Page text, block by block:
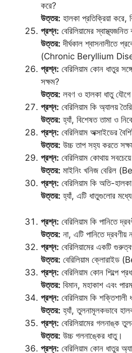
করে?
উত্তর: হালকা প্রতিক্রিয়া করে,
প্রশ্ন: বেরিলিয়ামের
উত্তর: দীর্ঘকাল শ্বাসনালীতে
(Chronic Beryllium
প্রশ্ন: বেরিলিয়াম কোন ধাতুর
সক্ষম?
উত্তর: লবণ ও হালকা ধাতু যৌগে
প্রশ্ন: বেরিলিয়াম কি অ্যালয়
উত্তর: হ্যাঁ, বিশেষত তামা ও
প্রশ্ন: বেরিলিয়াম অক্সাইডের
উত্তর: উচ্চ তাপ সহ্য করতে
প্রশ্ন: বেরিলিয়াম কোথায়
উত্তর: মাইনিং খনিজ বেরিল
প্রশ্ন: বেরিলিয়াম কি অতি-
উত্তর: হ্যাঁ, এটি ধাতুগুলোর
প্রশ্ন: বেরিলিয়াম কি পানিতে
উত্তর: না, এটি পানিতে দ্রবণীয়
প্রশ্ন: বেরিলিয়ামের একটি
উত্তর: বেরিলিয়াম ক্লোরাইড
প্রশ্ন: বেরিলিয়াম কোন শিল্পে
উত্তর: বিমান, মহাকাশ এবং
প্রশ্ন: বেরিলিয়াম কি শক্তিশালী
উত্তর: হ্যাঁ, তুলনামূলকভাবে
প্রশ্ন: বেরিলিয়ামের গলনাঙ্ক
উত্তর: উচ্চ গলনাঙ্কের ধাতু।
প্রশ্ন: বেরিলিয়াম কোন ধাতুর